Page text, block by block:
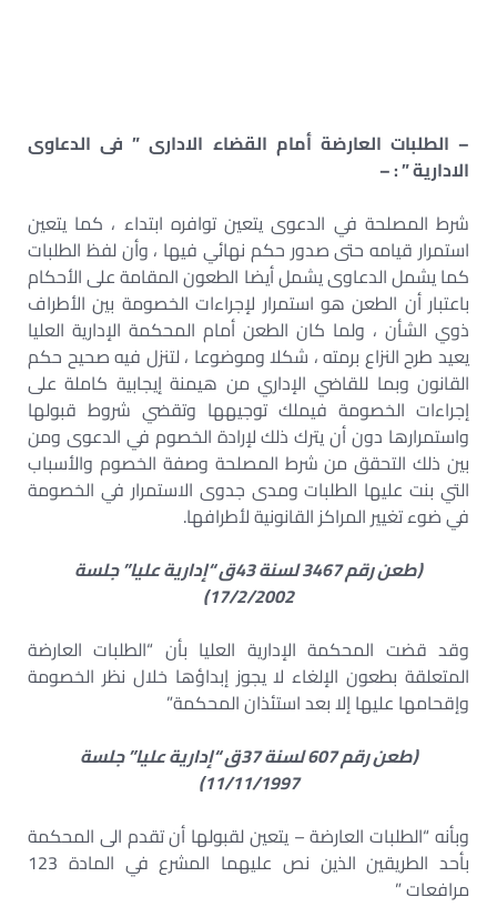
– الطلبات العارضة أمام القضاء الادارى ” فى الدعاوى
الادارية ” : –
شرط المصلحة في الدعوى يتعين توافره ابتداء ، كما يتعين
استمرار قيامه حتى صدور حكم نهائي فيها ، وأن لفظ الطلبات
كما يشمل الدعاوى يشمل أيضا الطعون المقامة على الأحكام
باعتبار أن الطعن هو استمرار لإجراءات الخصومة بين الأطراف
ذوي الشأن ، ولما كان الطعن أمام المحكمة الإدارية العليا
يعيد طرح النزاع برمته ، شكلا وموضوعا ، لتنزل فيه صحيح حكم
القانون وبما للقاضي الإداري من هيمنة إيجابية كاملة على
إجراءات الخصومة فيملك توجيهها وتقضي شروط قبولها
واستمرارها دون أن يترك ذلك لإرادة الخصوم في الدعوى ومن
بين ذلك التحقق من شرط المصلحة وصفة الخصوم والأسباب
التي بنت عليها الطلبات ومدى جدوى الاستمرار في الخصومة
في ضوء تغيير المراكز القانونية لأطرافها.
(طعن رقم 3467 لسنة 43ق “إدارية عليا” جلسة
17/2/2002)
وقد قضت المحكمة الإدارية العليا بأن “الطلبات العارضة
المتعلقة بطعون الإلغاء لا يجوز إبداؤها خلال نظر الخصومة
وإقحامها عليها إلا بعد استئذان المحكمة”
(طعن رقم 607 لسنة 37ق “إدارية عليا” جلسة
11/11/1997)
وبأنه “الطلبات العارضة – يتعين لقبولها أن تقدم الى المحكمة
بأحد الطريقين الذين نص عليهما المشرع في المادة 123
مرافعات ”